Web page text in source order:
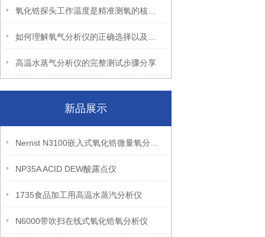
高温水蒸气分析仪的完整测试步骤分享
新品展示
NP35A ACID DEW酸露点仪
1735食品加工用高温水蒸汽分析仪
N6000带吹扫在线式氧化锆氧分析仪